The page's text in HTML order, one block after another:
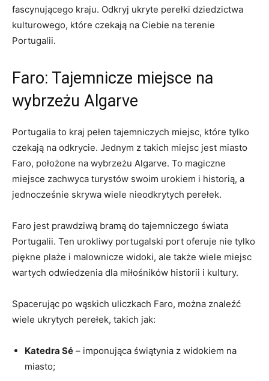
fascynującego kraju. Odkryj ukryte perełki dziedzictwa
kulturowego, które czekają​ na Ciebie na terenie
Portugalii.
Faro: Tajemnicze miejsce na
wybrzeżu Algarve
Portugalia to kraj pełen tajemniczych miejsc, które tylko
czekają na​ odkrycie. Jednym z takich miejsc⁤ jest miasto
Faro, położone na⁤ wybrzeżu Algarve. To ⁢magiczne
miejsce zachwyca turystów swoim urokiem i historią, a
jednocześnie skrywa wiele nieodkrytych perełek.
Faro jest prawdziwą bramą do tajemniczego świata
Portugalii. Ten urokliwy portugalski port oferuje nie tylko
piękne plaże i malownicze widoki, ale także wiele⁣ miejsc
wartych ‌odwiedzenia dla miłośników historii i kultury.
Spacerując po wąskich uliczkach Faro, ⁢można ​znaleźć
wiele ukrytych perełek, takich jak:
Katedra Sé – imponująca świątynia z widokiem na
miasto;